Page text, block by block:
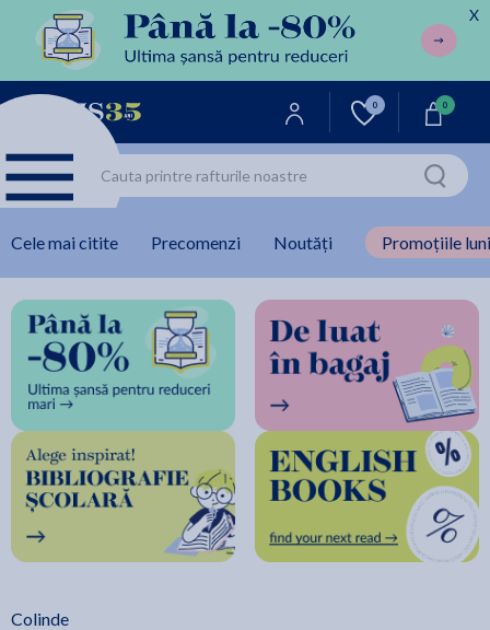
X
0 0
Cele mai citite Precomenzi Noutăți Promoțiile
Colinde